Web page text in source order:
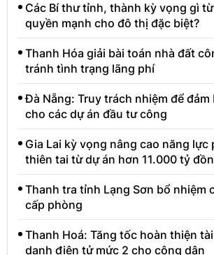
Các Bí thư tỉnh, thành kỳ vọng gì
quyền mạnh cho đô thị đặc biệt?
Thanh Hóa giải bài toán nhà đất
tránh tình trạng lãng phí
Đà Nẵng: Truy trách nhiệm để đảm
cho các dự án đầu tư công
Gia Lai kỳ vọng nâng cao năng lực
thiên tai từ dự án hơn 11.000 tỷ
Thanh tra tỉnh Lạng Sơn bổ nhiệm
cấp phòng
Thanh Hoá: Tăng tốc hoàn thiện
danh điện tử mức 2 cho công dân